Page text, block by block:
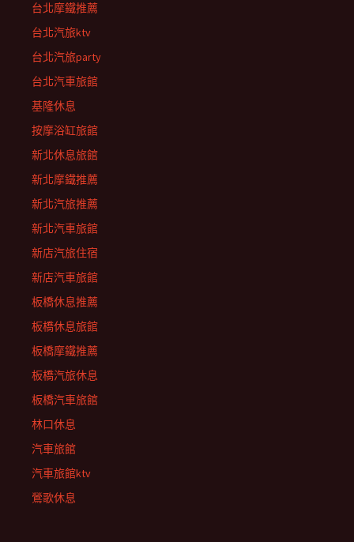
台北摩鐵推薦
台北汽旅ktv
台北汽旅party
台北汽車旅館
基隆休息
按摩浴缸旅館
新北休息旅館
新北摩鐵推薦
新北汽旅推薦
新北汽車旅館
新店汽旅住宿
新店汽車旅館
板橋休息推薦
板橋休息旅館
板橋摩鐵推薦
板橋汽旅休息
板橋汽車旅館
林口休息
汽車旅館
汽車旅館ktv
鶯歌休息